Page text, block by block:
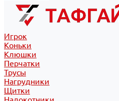
Игрок
Коньки
Клюшки
Перчатки
Трусы
Нагрудники
Щитки